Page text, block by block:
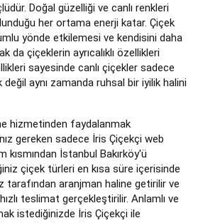
Doğal güzelliği ve canlı renkleri
her ortama enerji katar. Çiçek
yönde etkilemesi ve kendisini daha
da çiçeklerin ayrıcalıklı özellikleri
sayesinde canlı çiçekler sadece
aynı zamanda ruhsal bir iyilik halini
hizmetinden faydalanmak
gereken sadece İris Çiçekçi web
İstanbul Bakırköy'ü
çiçek türleri en kısa süre içerisinde
tarafından aranjman haline getirilir ve
teslimat gerçekleştirilir. Anlamlı ve
istediğinizde İris Çiçekçi ile